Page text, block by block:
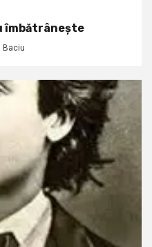
îmbătrânește
Baciu